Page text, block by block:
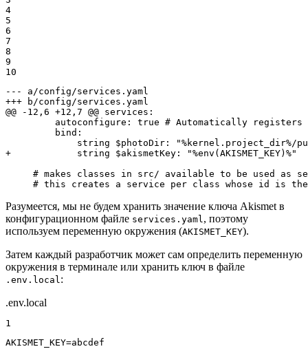
4
5
6
7
8
9
10
--- a/config/services.yaml
+++ b/config/services.yaml
@@ -12,6 +12,7 @@ services:
autoconfigure: true # Automatically
         bind:
+            string $akismetKey: "%env(AKISMET_KEY)%"
# makes classes in src/ available to be used as
# this creates a service per class whose id is
Разумеется, мы не будем хранить значение ключа Akismet в
конфигурационном файле services.yaml, поэтому
используем переменную окружения (AKISMET_KEY).
Затем каждый разработчик может сам определить переменную
окружения в терминале или хранить ключ в файле
.env.local:
.env.local
1
AKISMET_KEY=abcdef